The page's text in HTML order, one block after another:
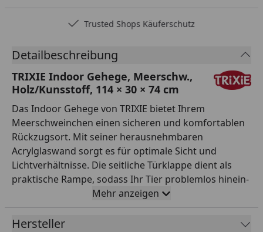
Trusted Shops Käuferschutz
Detailbeschreibung
TRIXIE Indoor Gehege, Meerschw.,
Holz/Kunsstoff, 114 × 30 × 74 cm
Das Indoor Gehege von TRIXIE bietet Ihrem
Meerschweinchen einen sicheren und komfortablen
Rückzugsort. Mit seiner herausnehmbaren
Acrylglaswand sorgt es für optimale Sicht und
Lichtverhältnisse. Die seitliche Türklappe dient als
praktische Rampe, sodass Ihr Tier problemlos hinein-
und herausgelangen kann. Das Gehege ist mit einer
herausnehmbaren Kunststoffwanne ausgestattet, die
die Reinigung erheblich erleichtert. Darüber hinaus
Mehr anzeigen
Hersteller